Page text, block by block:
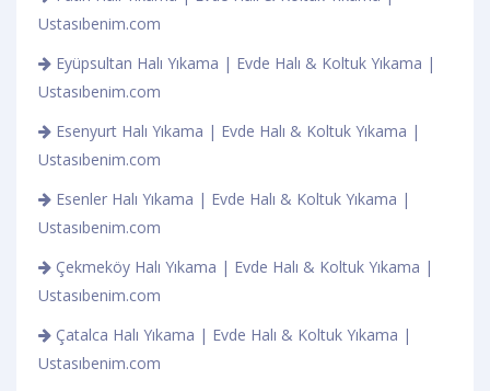
Ustasıbenim.com
Eyüpsultan Halı Yıkama | Evde Halı & Koltuk Yıkama |
Ustasıbenim.com
Esenyurt Halı Yıkama | Evde Halı & Koltuk Yıkama |
Ustasıbenim.com
Esenler Halı Yıkama | Evde Halı & Koltuk Yıkama |
Ustasıbenim.com
Çekmeköy Halı Yıkama | Evde Halı & Koltuk Yıkama |
Ustasıbenim.com
Çatalca Halı Yıkama | Evde Halı & Koltuk Yıkama |
Ustasıbenim.com